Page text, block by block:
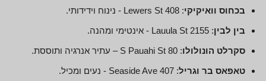
בכחוס וואיקיקי: 408 Lewers St - נינוח וידידותי.
בין לבין: 2155 Lauula St - אינטימי ומהנה.
סקרלט הונולולו: 80 S Pauahi St – עתיר אנרגיה ותוססת.
טאפאס בר וגריל: 407 Seaside Ave - נעים ומכיל.